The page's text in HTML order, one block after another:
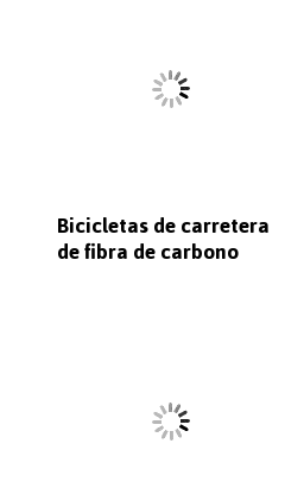
Bicicletas de carretera
de fibra de carbono